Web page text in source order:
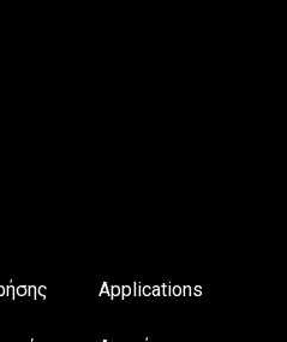
Applications